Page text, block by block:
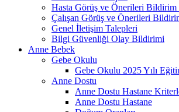
Hasta Görüş ve Önerileri Bildirim
Çalışan Görüş ve Önerileri
Genel İletişim Talepleri
Bilgi Güvenliği Olay Bildirimi
Anne Bebek
Gebe Okulu
Gebe Okulu 2025 Yılı
Anne Dostu
Anne Dostu Hastane
Anne Dostu Hastane